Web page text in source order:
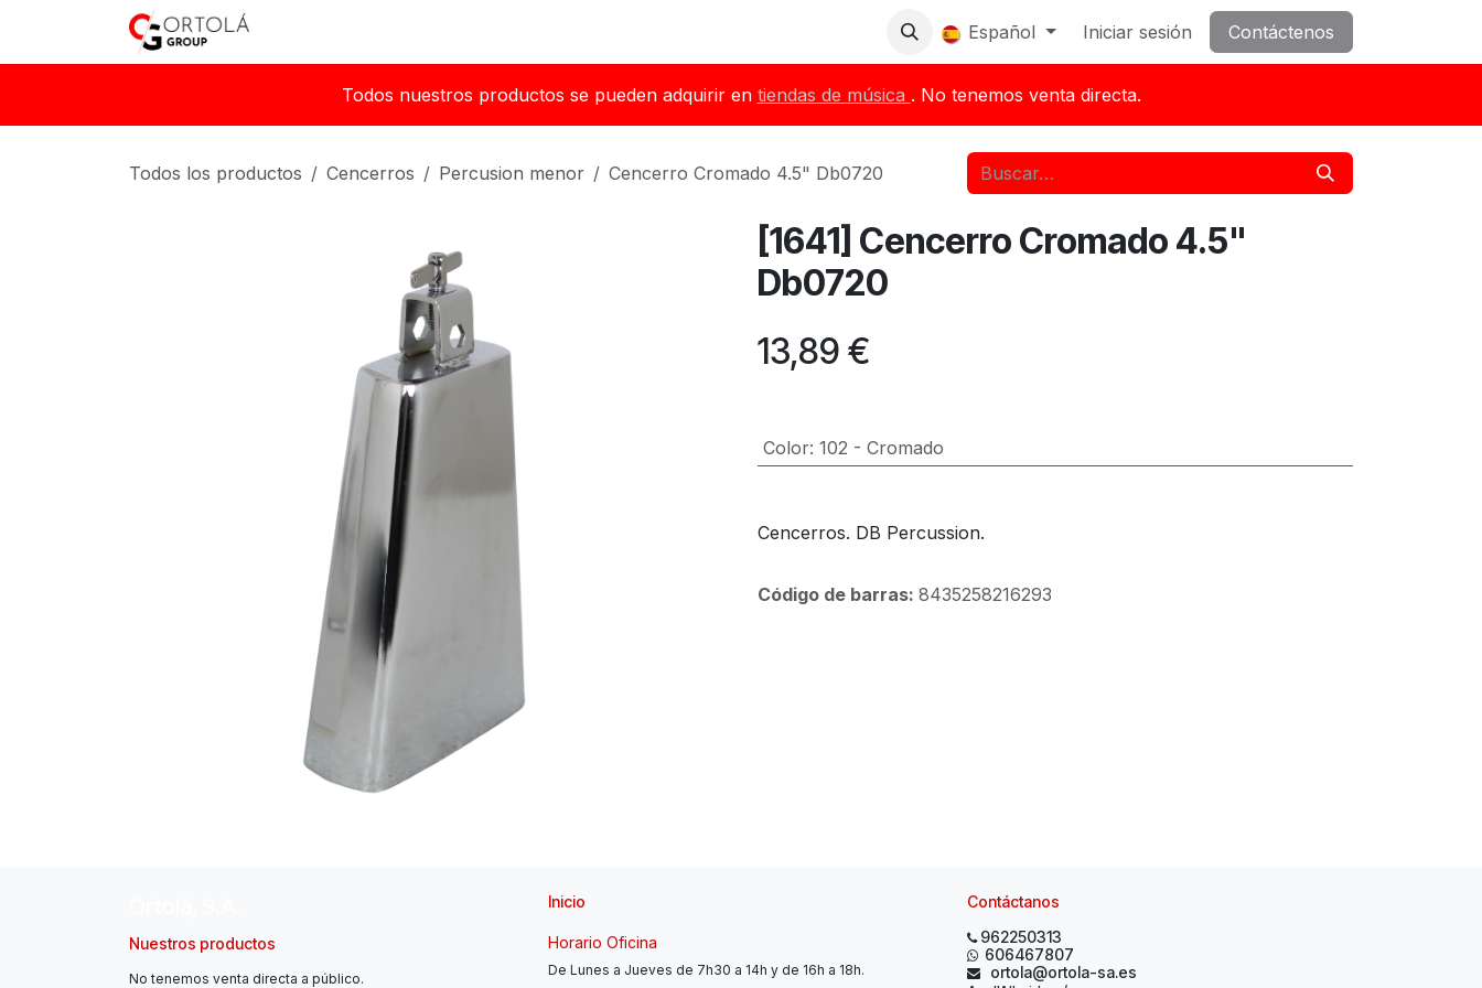
Español Iniciar sesión Contáctenos
Todos nuestros productos se pueden adquirir en tiendas de música . No tenemos venta directa.
Todos los productos Cencerros Percusion menor Cencerro Cromado 4.5" Db0720
[1641] Cencerro Cromado 4.5"
Db0720
13,89 €
Color: 102 - Cromado
Cencerros. DB Percussion.
Código de barras: 8435258216293
Nuestros productos
No tenemos venta directa a público.
Inicio
Horario Oficina
De Lunes a Jueves de 7h30 a 14h y de 16h a 18h.
Contáctanos
962250313
606467807
ortola@ortola-sa.es